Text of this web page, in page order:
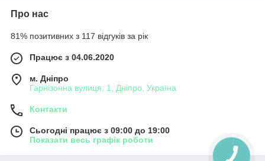
Про нас
81% позитивних з 117 відгуків за рік
Працює з 04.06.2020
м. Дніпро
Гарнізонна вулиця, 1, Дніпро, Україна
Контакти
Сьогодні працює з 09:00 до 19:00
Показати весь графік роботи